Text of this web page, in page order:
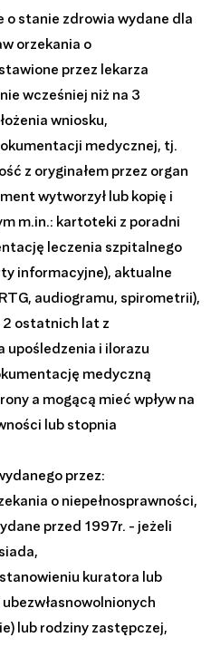
o stanie zdrowia wydane dla
orzekania o
przez lekarza
wcześniej niż na 3
wniosku,
medycznej, tj.
z oryginałem przez organ
wytworzył lub kopię i
m.in.: kartoteki z poradni
leczenia szpitalnego
informacyjne), aktualne
audiogramu, spirometrii),
2 ostatnich lat z
upośledzenia i ilorazu
medyczną
a mogącą mieć wpływ na
lub stopnia
przez:
o niepełnosprawności,
przed 1997r. - jeżeli
kuratora lub
lub rodziny zastępczej,